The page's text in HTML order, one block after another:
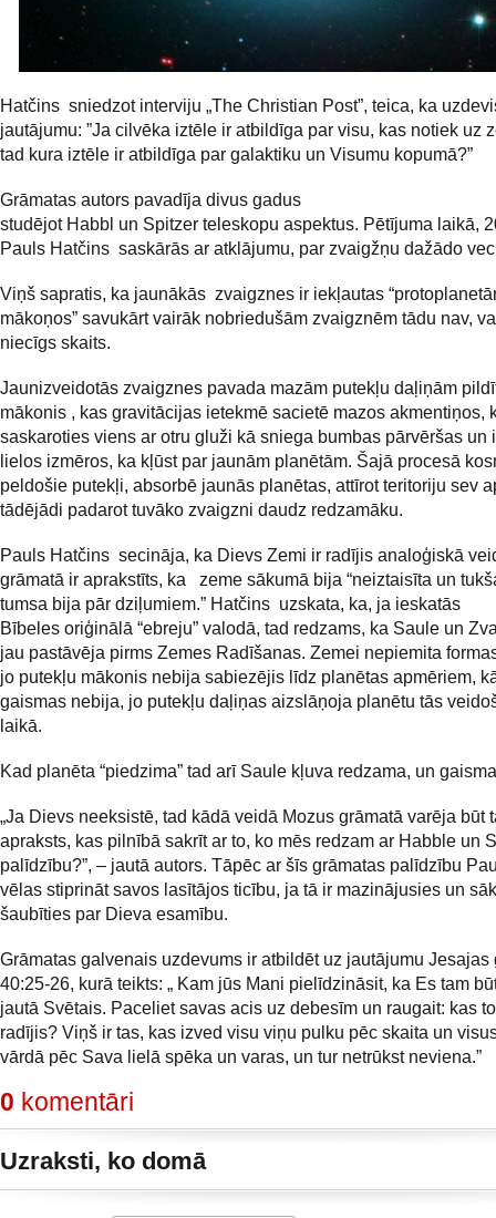
Hatčins sniedzot interviju „The Christian Post”, teica, ka
jautājumu: ”Ja cilvēka iztēle ir atbildīga par visu, kas notiek uz
tad kura iztēle ir atbildīga par galaktiku un Visumu kopumā?”
Grāmatas autors pavadīja divus gadus
studējot Habbl un Spitzer teleskopu aspektus. Pētījuma laikā,
Pauls Hatčins saskārās ar atklājumu, par zvaigžņu dažādo
Viņš sapratis, ka jaunākās zvaigznes ir iekļautas
mākoņos” savukārt vairāk nobriedušām zvaigznēm tādu nav,
niecīgs skaits.
Jaunizveidotās zvaigznes pavada mazām putekļu daļiņām
mākonis , kas gravitācijas ietekmē sacietē mazos akmentiņos,
saskaroties viens ar otru gluži kā sniega bumbas pārvēršas un
lielos izmēros, ka kļūst par jaunām planētām. Šajā procesā
peldošie putekļi, absorbē jaunās planētas, attīrot teritoriju sev
tādējādi padarot tuvāko zvaigzni daudz redzamāku.
Pauls Hatčins secināja, ka Dievs Zemi ir radījis analoģiskā
grāmatā ir aprakstīts, ka zeme sākumā bija “neiztaisīta un
tumsa bija pār dziļumiem.” Hatčins uzskata, ka, ja ieskatās
Bībeles oriģinālā “ebreju” valodā, tad redzams, ka Saule un
jau pastāvēja pirms Zemes Radīšanas. Zemei nepiemita
jo putekļu mākonis nebija sabiezējis līdz planētas apmēriem,
gaismas nebija, jo putekļu daļiņas aizslāņoja planētu tās
laikā.
Kad planēta “piedzima” tad arī Saule kļuva redzama, un
„Ja Dievs neeksistē, tad kādā veidā Mozus grāmatā varēja būt
apraksts, kas pilnībā sakrīt ar to, ko mēs redzam ar Habble un
palīdzību?”, – jautā autors. Tāpēc ar šīs grāmatas palīdzību
vēlas stiprināt savos lasītājos ticību, ja tā ir mazinājusies un
šaubīties par Dieva esamību.
Grāmatas galvenais uzdevums ir atbildēt uz jautājumu Jesajas
40:25-26, kurā teikts: „ Kam jūs Mani pielīdzināsit, ka Es tam
jautā Svētais. Paceliet savas acis uz debesīm un raugait: kas
radījis? Viņš ir tas, kas izved visu viņu pulku pēc skaita un
vārdā pēc Sava lielā spēka un varas, un tur netrūkst neviena.”
0 komentāri
Uzraksti, ko domā